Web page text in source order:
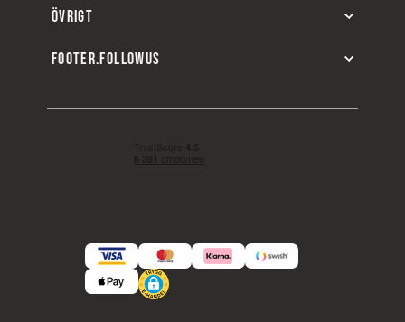
ÖVRIGT
FOOTER.FOLLOWUS